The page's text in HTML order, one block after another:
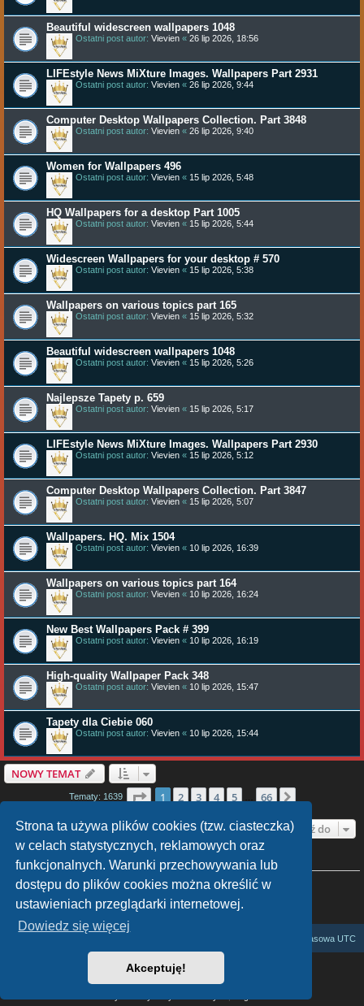
Strona ta używa plików cookies (tzw. ciasteczka)
w celach statystycznych, reklamowych oraz
funkcjonalnych. Warunki przechowywania lub
dostępu do plików cookies można określić w
ustawieniach przeglądarki internetowej.
Dowiedz się więcej
Akceptuję!
Beautiful widescreen wallpapers 1048
Ostatni post autor: Vievien « 26 lip 2026, 18:56
LIFEstyle News MiXture Images. Wallpapers Part 2931
Ostatni post autor: Vievien « 26 lip 2026, 9:44
Computer Desktop Wallpapers Collection. Part 3848
Ostatni post autor: Vievien « 26 lip 2026, 9:40
Women for Wallpapers 496
Ostatni post autor: Vievien « 15 lip 2026, 5:48
HQ Wallpapers for a desktop Part 1005
Ostatni post autor: Vievien « 15 lip 2026, 5:44
Widescreen Wallpapers for your desktop # 570
Ostatni post autor: Vievien « 15 lip 2026, 5:38
Wallpapers on various topics part 165
Ostatni post autor: Vievien « 15 lip 2026, 5:32
Beautiful widescreen wallpapers 1048
Ostatni post autor: Vievien « 15 lip 2026, 5:26
Najlepsze Tapety p. 659
Ostatni post autor: Vievien « 15 lip 2026, 5:17
LIFEstyle News MiXture Images. Wallpapers Part 2930
Ostatni post autor: Vievien « 15 lip 2026, 5:12
Computer Desktop Wallpapers Collection. Part 3847
Ostatni post autor: Vievien « 15 lip 2026, 5:07
Wallpapers. HQ. Mix 1504
Ostatni post autor: Vievien « 10 lip 2026, 16:39
Wallpapers on various topics part 164
Ostatni post autor: Vievien « 10 lip 2026, 16:24
New Best Wallpapers Pack # 399
Ostatni post autor: Vievien « 10 lip 2026, 16:19
High-quality Wallpaper Pack 348
Ostatni post autor: Vievien « 10 lip 2026, 15:47
Tapety dla Ciebie 060
Ostatni post autor: Vievien « 10 lip 2026, 15:44
NOWY TEMAT
Tematy: 1639 Strona1 z66
1 2 3 4 5 66 Następna
Przejdź do
TWOJE UPRAWNIENIA NA TYM FORUM
Nie możesz
tworzyć nowych tematów
Nie możeszodpowiadać w tematach
Nie możeszzmieniać swoich postów
usuwać swoich postów
Strefa czasowa UTC
Technologię dostarczaphpBB® Forum Software © phpBB Limited
Polski pakiet językowy dostarcza